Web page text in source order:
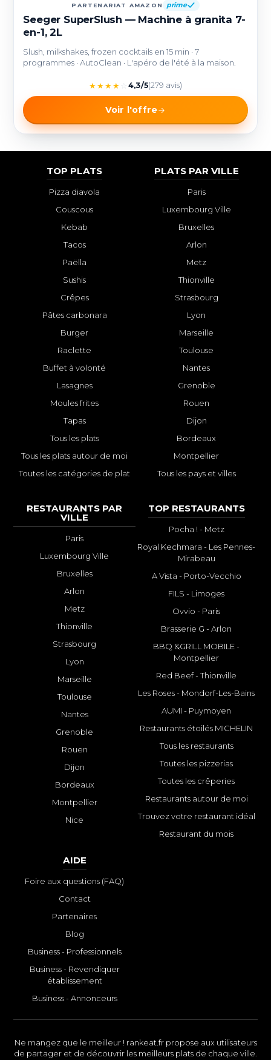
PARTENARIAT AMAZON prime
Seeger SuperSlush — Machine à granita 7-
en-1, 2L
Slush, milkshakes, frozen cocktails en 15 min · 7
programmes · AutoClean · L'apéro de l'été à la maison.
★★★★ 4,3/5(279 avis)
Voir l'offre
TOP PLATS
Pizza diavola
Couscous
Kebab
Tacos
Paëlla
Sushis
Crêpes
Pâtes carbonara
Burger
Raclette
Buffet à volonté
Lasagnes
Moules frites
Tapas
Tous les plats
Tous les plats autour de moi
Toutes les catégories de plat
PLATS PAR VILLE
Paris
Luxembourg Ville
Bruxelles
Arlon
Metz
Thionville
Strasbourg
Lyon
Marseille
Toulouse
Nantes
Grenoble
Rouen
Dijon
Bordeaux
Montpellier
Tous les pays et villes
RESTAURANTS PAR
VILLE
Paris
Luxembourg Ville
Bruxelles
Arlon
Metz
Thionville
Strasbourg
Lyon
Marseille
Toulouse
Nantes
Grenoble
Rouen
Dijon
Bordeaux
Montpellier
Nice
TOP RESTAURANTS
Pocha ! - Metz
Royal Kechmara - Les Pennes-
Mirabeau
A Vista - Porto-Vecchio
FILS - Limoges
Ovvio - Paris
Brasserie G - Arlon
BBQ &GRILL MOBILE -
Montpellier
Red Beef - Thionville
Les Roses - Mondorf-Les-Bains
AUMI - Puymoyen
Restaurants étoilés MICHELIN
Tous les restaurants
Toutes les pizzerias
Toutes les crêperies
Restaurants autour de moi
Trouvez votre restaurant idéal
Restaurant du mois
AIDE
Foire aux questions (FAQ)
Contact
Partenaires
Blog
Business - Professionnels
Business - Revendiquer
établissement
Business - Annonceurs
Ne mangez que le meilleur ! rankeat.fr propose aux utilisateurs
de partager et de découvrir les meilleurs plats de chaque ville.